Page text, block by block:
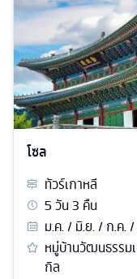
โซล
ทัวร์เกาหลี
5วัน3 คืน
ม.ค. / มิ.ย. / ก.ค.
หมู่บ้านวัฒนธรรม
กิล